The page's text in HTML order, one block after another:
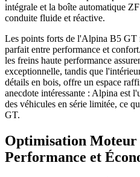
intégrale et la boîte automatique
conduite fluide et réactive.
Les points forts de l'Alpina B5 GT
parfait entre performance et
les freins haute performance
exceptionnelle, tandis que
détails en bois, offre un espace
anecdote intéressante : Alpina est
des véhicules en série limitée, ce
GT.
Optimisation
Performance et